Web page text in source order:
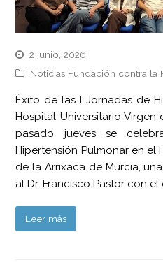
2 junio, 2026
Noticias Fundación contra la
Éxito de las I Jornadas de
Hospital Universitario Virgen
pasado jueves se
Hipertensión Pulmonar en el
de la Arrixaca de Murcia,
al Dr. Francisco Pastor con el
Leer más